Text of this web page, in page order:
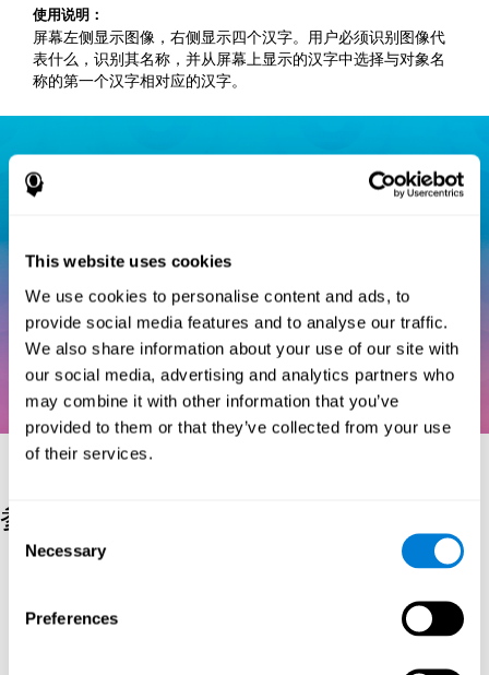
This website uses cookies
We use cookies to personalise content and ads, to
provide social media features and to analyse our traffic.
We also share information about your use of our site with
our social media, advertising and analytics partners who
may combine it with other information that you’ve
provided to them or that they’ve collected from your use
of their services.
Consent
Selection
Necessary
Preferences
使用说明：
屏幕左侧显示图像，右侧显示四个汉字。用户必须识别图像代
表什么，识别其名称，并从屏幕上显示的汉字中选择与对象名
称的第一个汉字相对应的汉字。
参考文献
Kaplan, E., Goodglass, H., Weintraub, S. (1983). Boston Naming
Wechsler, D. (1997). WAIS-III: Wechsler Adult Intelligence Scale -
Third edition administration and scoring manual. San Antonio,